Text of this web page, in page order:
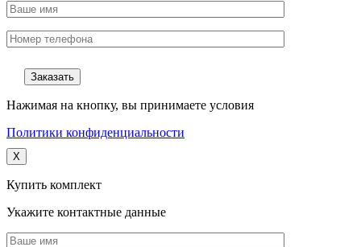
Нажимая на кнопку, вы принимаете условия
Политики конфиденциальности
X
Купить комплект
Укажите контактные данные